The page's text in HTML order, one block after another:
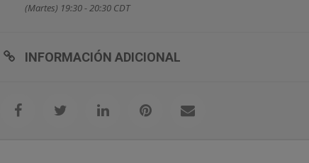
(Martes) 19:30 - 20:30 CDT
INFORMACIÓN ADICIONAL